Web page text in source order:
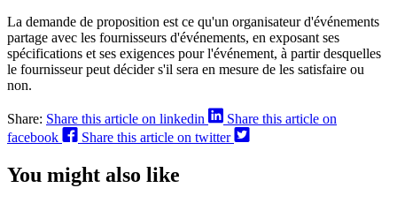
La demande de proposition est ce qu'un organisateur d'événements
partage avec les fournisseurs d'événements, en exposant ses
spécifications et ses exigences pour l'événement, à partir desquelles
le fournisseur peut décider s'il sera en mesure de les satisfaire ou
non.
Share: Share this article on linkedin
Share this article on
facebook
Share this article on twitter
You might also like